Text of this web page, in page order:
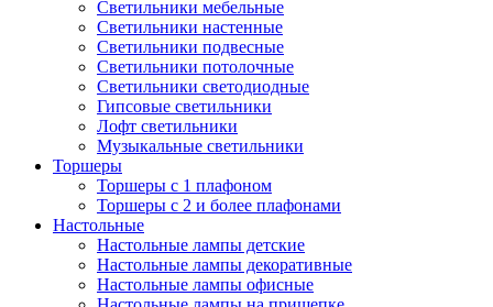
Светильники мебельные
Светильники настенные
Светильники подвесные
Светильники потолочные
Светильники светодиодные
Гипсовые светильники
Лофт светильники
Музыкальные светильники
Торшеры
Торшеры с 1 плафоном
Торшеры с 2 и более плафонами
Настольные
Настольные лампы детские
Настольные лампы декоративные
Настольные лампы офисные